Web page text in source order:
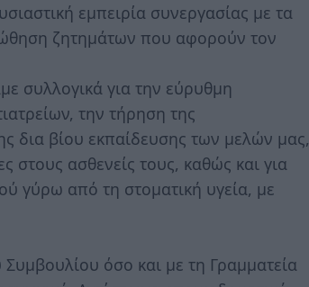
εμπειρία συνεργασίας με τα
ζητημάτων που αφορούν τον
συλλογικά για την εύρυθμη
την τήρηση της
δια βίου εκπαίδευσης των μελών μας,
ασθενείς τους, καθώς και για
γύρω από τη στοματική υγεία, με
όσο και με τη Γραμματεία